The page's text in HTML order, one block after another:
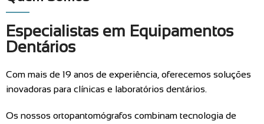
Especialistas em Equipamentos
Dentários
Com mais de 19 anos de experiência, oferecemos soluções
inovadoras para clínicas e laboratórios dentários.
Os nossos ortopantomógrafos combinam tecnologia de